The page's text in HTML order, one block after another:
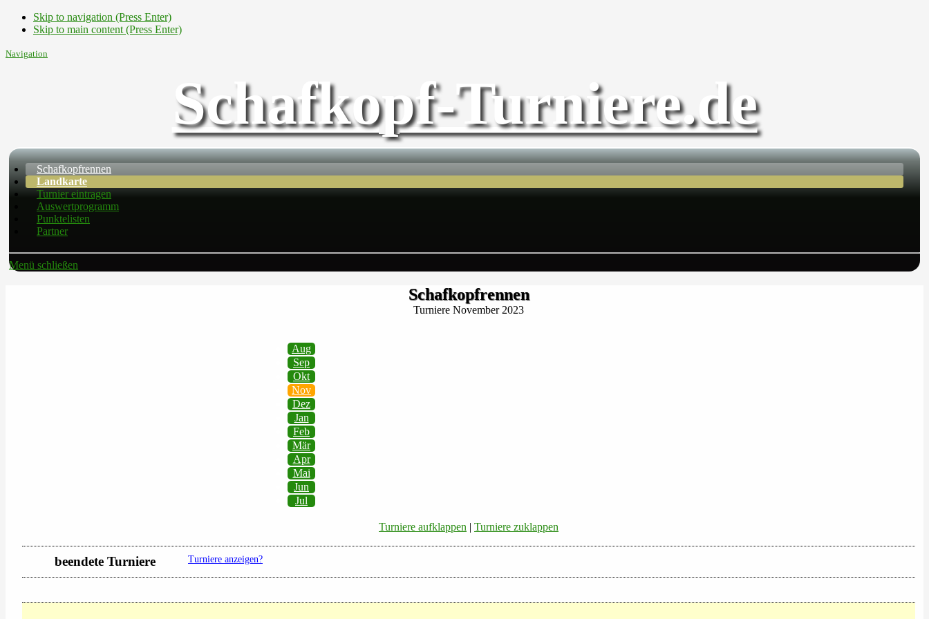
Skip to navigation (Press Enter)
Skip to main content (Press Enter)
Navigation
Schafkopf-Turniere.de
Schafkopfrennen
Landkarte
Turnier eintragen
Auswertprogramm
Punktelisten
Partner
Menü schließen
Schafkopfrennen
Turniere November 2023
Aug
Sep
Okt
Nov
Dez
Jan
Feb
Mär
Apr
Mai
Jun
Jul
Turniere aufklappen | Turniere zuklappen
beendete Turniere Turniere anzeigen?